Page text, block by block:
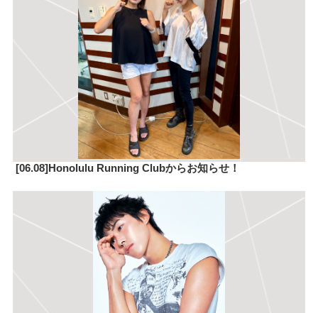
[06.08]Honolulu Running Clubからお知らせ！